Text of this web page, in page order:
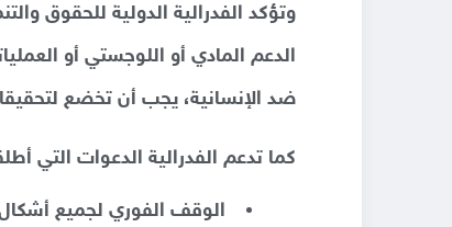
وتؤكد الفدرالية الدولية للحقوق
الدعم المادي أو اللوجستي أو
ضد الإنسانية، يجب أن تخضع
كما تدعم الفدرالية الدعوات التي
الوقف الفوري لجميع